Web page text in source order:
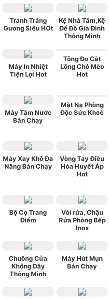
Tranh Tráng
Gương Siêu HOt
Kệ Nhà Tắm,Kệ
Để Đồ Gia Đình
Thông Minh
Máy In Nhiệt
Tiện Lợi Hot
Tông Đơ Cắt
Lông Chó Mèo
Hot
Máy Tăm Nước
Bán Chạy
Mặt Nạ Phòng
Độc Sức Khoẻ
Máy Xay Khô Đa
Năng Bán Chạy
Vòng Tay Điều
Hòa Huyết Áp
Hot
Bộ Cọ Trang
Điểm
Vòi rửa, Chậu
Rửa Phòng Bếp
Inox
Chuông Cửa
Không Dây
Thông Minh
Máy Hút Mụn
Bán Chạy